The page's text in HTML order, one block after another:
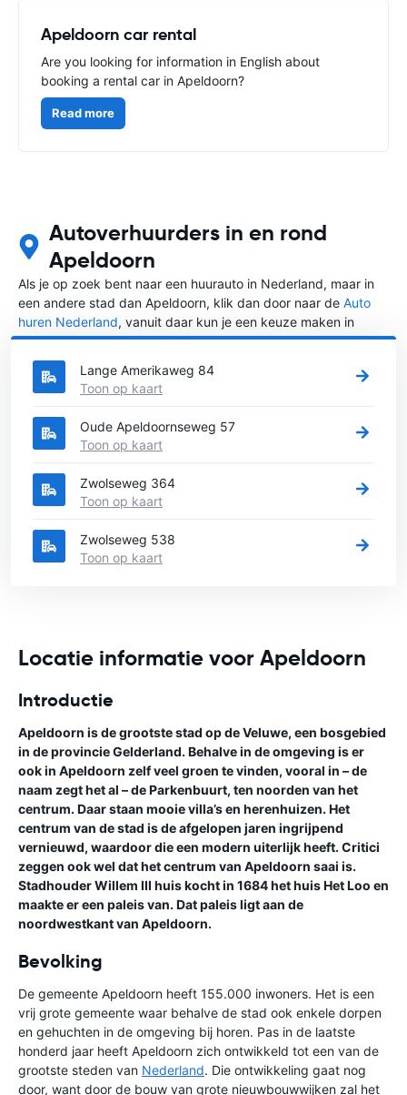
Apeldoorn car rental
Are you looking for information in English about
booking a rental car in Apeldoorn?
Read more
Autoverhuurders in en rond
Apeldoorn
Als je op zoek bent naar een huurauto in Nederland, maar in
een andere stad dan Apeldoorn, klik dan door naar de Auto
huren Nederland, vanuit daar kun je een keuze maken in
welke stad in Nederland je een auto huren wilt.
Lange Amerikaweg 84
Toon op kaart
Oude Apeldoornseweg 57
Toon op kaart
Zwolseweg 364
Toon op kaart
Zwolseweg 538
Toon op kaart
Locatie informatie voor Apeldoorn
Introductie
Apeldoorn is de grootste stad op de Veluwe, een bosgebied
in de provincie Gelderland. Behalve in de omgeving is er
ook in Apeldoorn zelf veel groen te vinden, vooral in – de
naam zegt het al – de Parkenbuurt, ten noorden van het
centrum. Daar staan mooie villa’s en herenhuizen. Het
centrum van de stad is de afgelopen jaren ingrijpend
vernieuwd, waardoor die een modern uiterlijk heeft. Critici
zeggen ook wel dat het centrum van Apeldoorn saai is.
Stadhouder Willem III huis kocht in 1684 het huis Het Loo en
maakte er een paleis van. Dat paleis ligt aan de
noordwestkant van Apeldoorn.
Bevolking
De gemeente Apeldoorn heeft 155.000 inwoners. Het is een
vrij grote gemeente waar behalve de stad ook enkele dorpen
en gehuchten in de omgeving bij horen. Pas in de laatste
honderd jaar heeft Apeldoorn zich ontwikkeld tot een van de
grootste steden van Nederland. Die ontwikkeling gaat nog
door, want door de bouw van grote nieuwbouwwijken zal het